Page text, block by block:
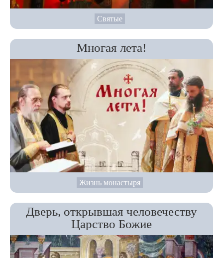
Святые
Многая лета!
Жизнь монастыря
Дверь, открывшая человечеству
Царство Божие